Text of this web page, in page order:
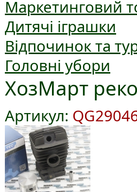
Маркетинговий
Дитячі іграшки
Відпочинок та
Головні убори
ХозМарт
Артикул: